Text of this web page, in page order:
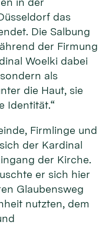
das
Die Salbung
der Firmung
Woelki dabei
als
die Haut, sie
Identität.“
Firmlinge und
der Kardinal
der Kirche.
er sich hier
Glaubensweg
nutzten, dem